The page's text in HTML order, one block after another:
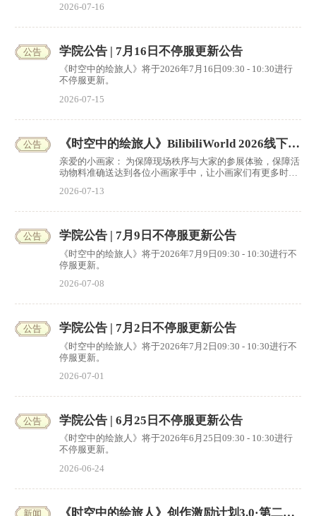
2026-07-16
公告 学院公告 | 7月16日不停服更新公告
《时空中的绘旅人》将于2026年7月16日09:30 - 10:30进行
不停服更新。
2026-07-15
公告 《时空中的绘旅人》BilibiliWorld 2026线下活动
亲爱的小画家： 为保障现场秩序与大家的参展体验，保障活
动物料准确送达到各位小画家手中，让小画家们有更多时间
调整为线上申领、统一邮寄的形式发放，现开放活动物料申
2026-07-13
公告 学院公告 | 7月9日不停服更新公告
《时空中的绘旅人》将于2026年7月9日09:30 - 10:30进行不
停服更新。
2026-07-08
公告 学院公告 | 7月2日不停服更新公告
《时空中的绘旅人》将于2026年7月2日09:30 - 10:30进行不
停服更新。
2026-07-01
公告 学院公告 | 6月25日不停服更新公告
《时空中的绘旅人》将于2026年6月25日09:30 - 10:30进行
不停服更新。
2026-06-24
新闻 《时空中的绘旅人》创作激励计划3.0·第二期获